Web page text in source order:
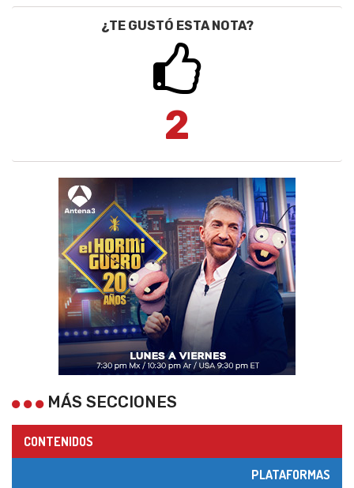
¿TE GUSTÓ ESTA NOTA?
2
MÁS SECCIONES
CONTENIDOS
PLATAFORMAS